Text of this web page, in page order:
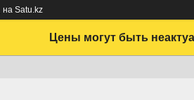
на Satu.kz
Цены могут быть